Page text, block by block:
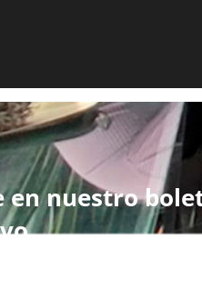
en nuestro